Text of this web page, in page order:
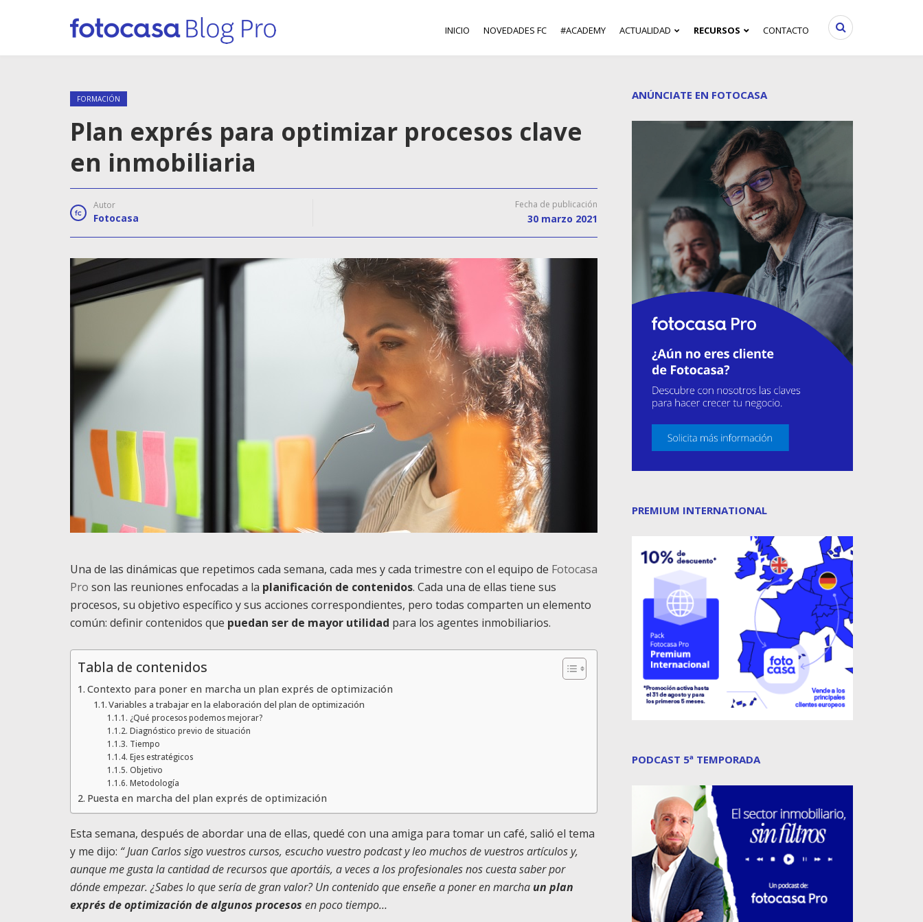
INICIO NOVEDADES FC #ACADEMY ACTUALIDAD RECURSOS CONTACTO
FORMACIÓN
Plan exprés para optimizar procesos clave
en inmobiliaria
Autor
Fotocasa
Fecha de publicación
30 marzo 2021
Una de las dinámicas que repetimos cada semana, cada mes y cada trimestre con el equipo de Fotocasa
Pro son las reuniones enfocadas a la planificación de contenidos. Cada una de ellas tiene sus
procesos, su objetivo específico y sus acciones correspondientes, pero todas comparten un elemento
común: definir contenidos que puedan ser de mayor utilidad para los agentes inmobiliarios.
Tabla de contenidos
Contexto para poner en marcha un plan exprés de optimización
Variables a trabajar en la elaboración del plan de optimización
¿Qué procesos podemos mejorar?
Diagnóstico previo de situación
Tiempo
Ejes estratégicos
Objetivo
Metodología
Puesta en marcha del plan exprés de optimización
Esta semana, después de abordar una de ellas, quedé con una amiga para tomar un café, salió el tema
y me dijo: “ Juan Carlos sigo vuestros cursos, escucho vuestro podcast y leo muchos de vuestros artículos y,
aunque me gusta la cantidad de recursos que aportáis, a veces a los profesionales nos cuesta saber por
dónde empezar. ¿Sabes lo que sería de gran valor? Un contenido que enseñe a poner en marcha un plan
exprés de optimización de algunos procesos en poco tiempo…
ANÚNCIATE EN FOTOCASA
PREMIUM INTERNATIONAL
PODCAST 5ª TEMPORADA